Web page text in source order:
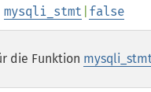
mysqli_stmt false
die Funktion